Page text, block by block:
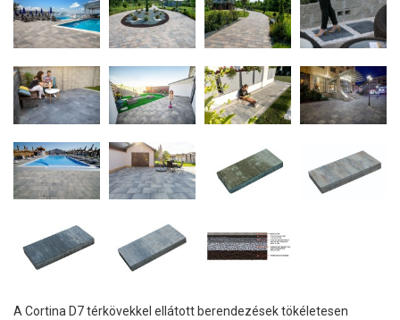
A Cortina D7 térkövekkel ellátott berendezések tökéletesen